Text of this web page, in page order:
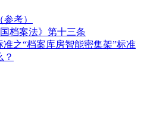
考）
档案法》第十三条
之“档案库房智能密集架”标准
？